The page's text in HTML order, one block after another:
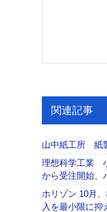
関連記事
山中紙工所 紙
理想科学工業
から受注開始、
ホリゾン 10月
入を最小限に